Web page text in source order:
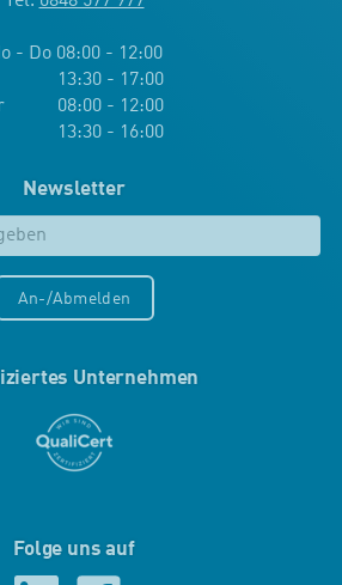
- Do 08:00 - 12:00
- 17:00
08:00 - 12:00
- 16:00
Newsletter
An-/Abmelden
Unternehmen
Folge uns auf